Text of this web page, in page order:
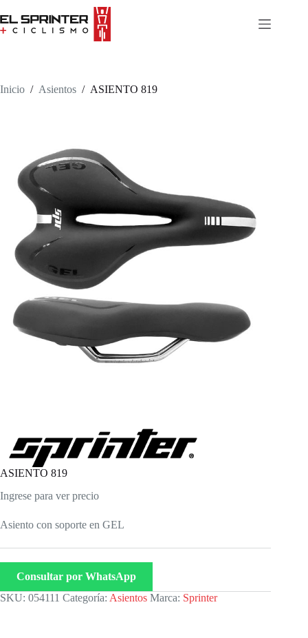
to
content
Inicio / Asientos / ASIENTO 819
ASIENTO 819
Ingrese para ver precio
Asiento con soporte en GEL
Consultar por WhatsApp
SKU: 054111 Categoría: Asientos Marca: Sprinter